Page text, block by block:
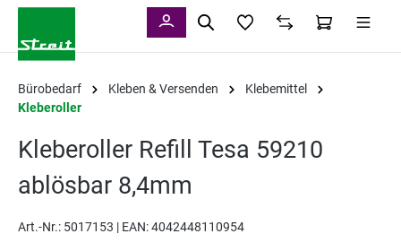
Bürobedarf Kleben & Versenden
Klebemittel
Kleberoller
Kleberoller Refill Tesa 59210
ablösbar 8,4mm
Art.-Nr.: 5017153 | EAN: 4042448110954